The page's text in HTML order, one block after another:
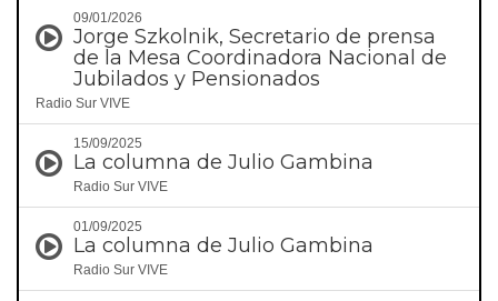
09/01/2026
Jorge Szkolnik, Secretario de prensa
de la Mesa Coordinadora Nacional de
Jubilados y Pensionados
Radio Sur VIVE
15/09/2025
La columna de Julio Gambina
Radio Sur VIVE
01/09/2025
La columna de Julio Gambina
Radio Sur VIVE